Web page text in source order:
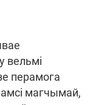
вельмі
перамога
магчымай,